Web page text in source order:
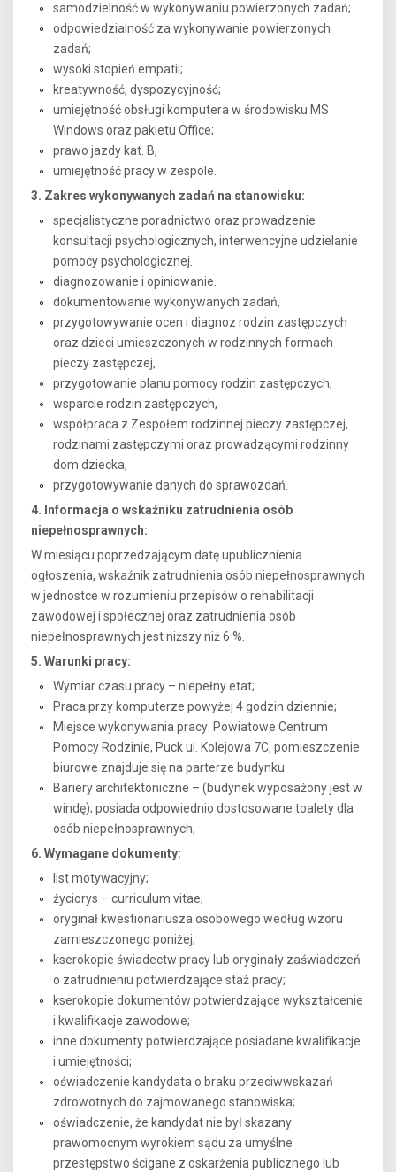
samodzielność w wykonywaniu powierzonych zadań;
odpowiedzialność za wykonywanie powierzonych
zadań;
wysoki stopień empatii;
kreatywność, dyspozycyjność;
umiejętność obsługi komputera w środowisku MS
Windows oraz pakietu Office;
prawo jazdy kat. B,
umiejętność pracy w zespole.
3. Zakres wykonywanych zadań na stanowisku:
specjalistyczne poradnictwo oraz prowadzenie
konsultacji psychologicznych, interwencyjne udzielanie
pomocy psychologicznej.
diagnozowanie i opiniowanie.
dokumentowanie wykonywanych zadań,
przygotowywanie ocen i diagnoz rodzin zastępczych
oraz dzieci umieszczonych w rodzinnych formach
pieczy zastępczej,
przygotowanie planu pomocy rodzin zastępczych,
wsparcie rodzin zastępczych,
współpraca z Zespołem rodzinnej pieczy zastępczej,
rodzinami zastępczymi oraz prowadzącymi rodzinny
dom dziecka,
przygotowywanie danych do sprawozdań.
4. Informacja o wskaźniku zatrudnienia osób
niepełnosprawnych:
W miesiącu poprzedzającym datę upublicznienia
ogłoszenia, wskaźnik zatrudnienia osób niepełnosprawnych
w jednostce w rozumieniu przepisów o rehabilitacji
zawodowej i społecznej oraz zatrudnienia osób
niepełnosprawnych jest niższy niż 6 %.
5. Warunki pracy:
Wymiar czasu pracy – niepełny etat;
Praca przy komputerze powyżej 4 godzin dziennie;
Miejsce wykonywania pracy: Powiatowe Centrum
Pomocy Rodzinie, Puck ul. Kolejowa 7C, pomieszczenie
biurowe znajduje się na parterze budynku
Bariery architektoniczne – (budynek wyposażony jest w
windę); posiada odpowiednio dostosowane toalety dla
osób niepełnosprawnych;
6. Wymagane dokumenty:
list motywacyjny;
życiorys – curriculum vitae;
oryginał kwestionariusza osobowego według wzoru
zamieszczonego poniżej;
kserokopie świadectw pracy lub oryginały zaświadczeń
o zatrudnieniu potwierdzające staż pracy;
kserokopie dokumentów potwierdzające wykształcenie
i kwalifikacje zawodowe;
inne dokumenty potwierdzające posiadane kwalifikacje
i umiejętności;
oświadczenie kandydata o braku przeciwwskazań
zdrowotnych do zajmowanego stanowiska;
oświadczenie, że kandydat nie był skazany
prawomocnym wyrokiem sądu za umyślne
przestępstwo ścigane z oskarżenia publicznego lub